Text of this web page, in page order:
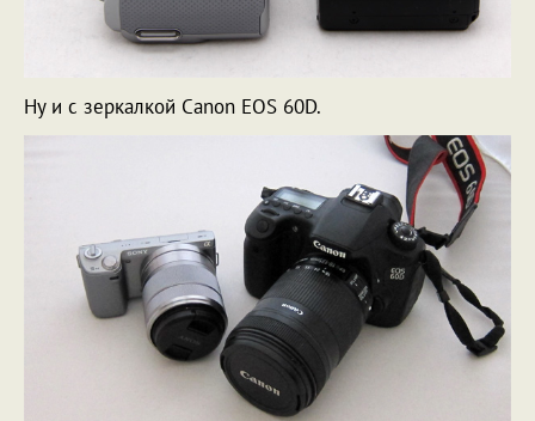
Ну и с зеркалкой Canon EOS 60D.